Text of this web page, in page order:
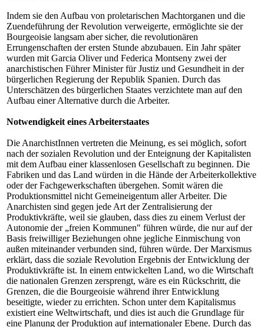
Indem sie den Aufbau von proletarischen Machtorganen und die
Zuendeführung der Revolution verweigerte, ermöglichte sie der
Bourgeoisie langsam aber sicher, die revolutionären
Errungenschaften der ersten Stunde abzubauen. Ein Jahr später
wurden mit Garcia Oliver und Federica Montseny zwei der
anarchistischen Führer Minister für Justiz und Gesundheit in der
bürgerlichen Regierung der Republik Spanien. Durch das
Unterschätzen des bürgerlichen Staates verzichtete man auf den
Aufbau einer Alternative durch die Arbeiter.
Notwendigkeit eines Arbeiterstaates
Die AnarchistInnen vertreten die Meinung, es sei möglich, sofort
nach der sozialen Revolution und der Enteignung der Kapitalisten
mit dem Aufbau einer klassenlosen Gesellschaft zu beginnen. Die
Fabriken und das Land würden in die Hände der Arbeiterkollektive
oder der Fachgewerkschaften übergehen. Somit wären die
Produktionsmittel nicht Gemeineigentum aller Arbeiter. Die
Anarchisten sind gegen jede Art der Zentralisierung der
Produktivkräfte, weil sie glauben, dass dies zu einem Verlust der
Autonomie der „freien Kommunen" führen würde, die nur auf der
Basis freiwilliger Beziehungen ohne jegliche Einmischung von
außen miteinander verbunden sind, führen würde. Der Marxismus
erklärt, dass die soziale Revolution Ergebnis der Entwicklung der
Produktivkräfte ist. In einem entwickelten Land, wo die Wirtschaft
die nationalen Grenzen zersprengt, wäre es ein Rückschritt, die
Grenzen, die die Bourgeoisie während ihrer Entwicklung
beseitigte, wieder zu errichten. Schon unter dem Kapitalismus
existiert eine Weltwirtschaft, und dies ist auch die Grundlage für
eine Planung der Produktion auf internationaler Ebene. Durch das